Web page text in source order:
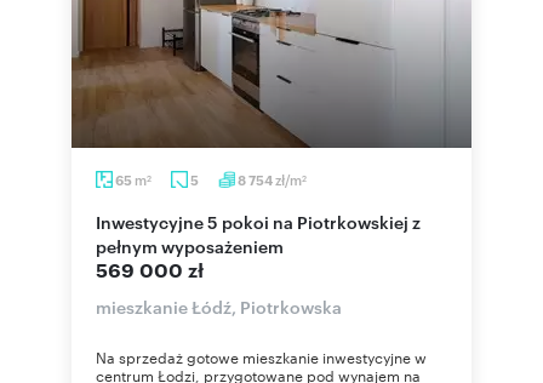
65 m2 5 8 754zł/m2
Inwestycyjne 5 pokoi na Piotrkowskiej z
pełnym wyposażeniem
569 000 zł
mieszkanie Łódź, Piotrkowska
Na sprzedaż gotowe mieszkanie inwestycyjne w
centrum Łodzi, przygotowane pod wynajem na